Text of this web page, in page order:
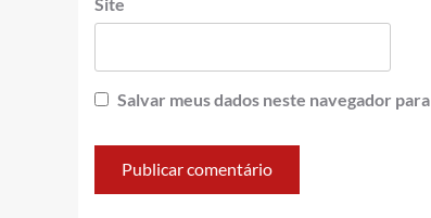
Site
Salvar meus dados neste navegador